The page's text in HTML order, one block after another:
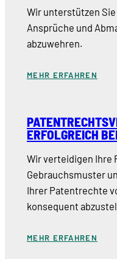
Wir unterstützen
Ansprüche und
abzuwehren.
MEHR ERFAHREN
ERFOLGREICH
Wir verteidigen Ihre
Gebrauchsmuster
Ihrer Patentrechte
konsequent
MEHR ERFAHREN